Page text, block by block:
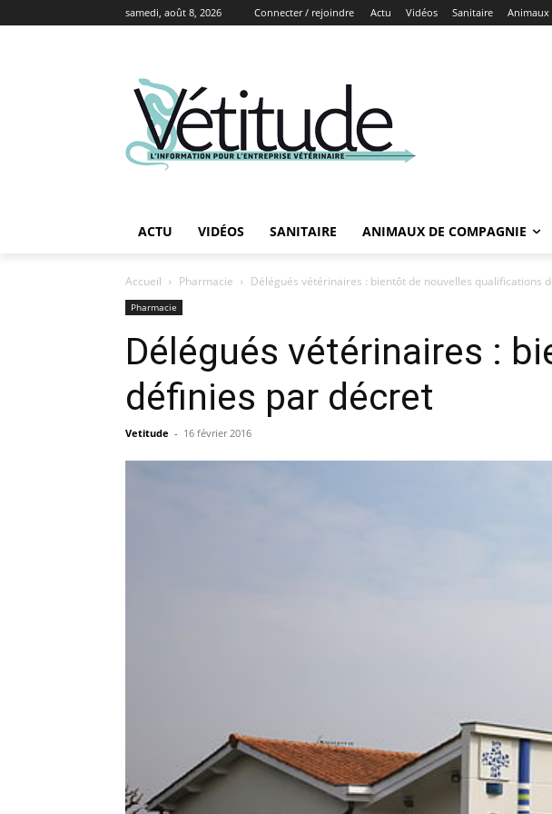
samedi, août 8, 2026 Connecter / rejoindre Actu Vidéos Sanitaire Animaux
ACTU VIDÉOS SANITAIRE ANIMAUX DE COMPAGNIE
Accueil Pharmacie Délégués vétérinaires : bientôt de nouvelles qualifications
Pharmacie
Délégués vétérinaires :
définies par décret
Vetitude - 16 février 2016